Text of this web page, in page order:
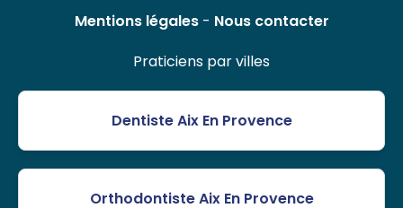
Mentions légales- Nous contacter
Praticiens par villes
Dentiste Aix En Provence
Orthodontiste Aix En Provence